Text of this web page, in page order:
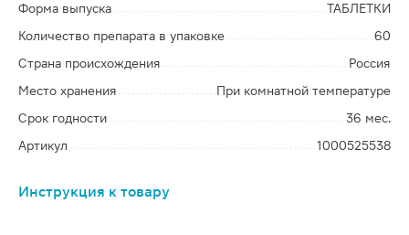
Форма выпуска
ТАБЛЕТКИ
Количество препарата в упаковке
60
Страна происхождения
Россия
Место хранения
При комнатной температуре
Срок годности
36 мес.
Артикул
1000525538
Инструкция к товару